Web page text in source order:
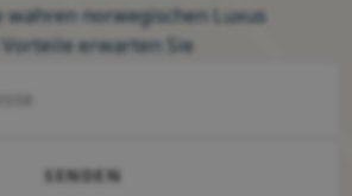
wahren norwegischen Luxus
Vorteile erwarten Sie
SENDEN